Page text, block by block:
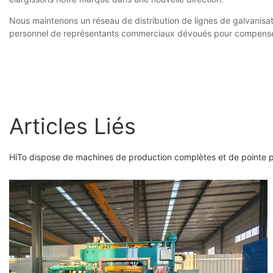
Nous maintenons un réseau de distribution de lignes de
personnel de représentants commerciaux dévoués pour
Articles Liés
HiTo dispose de machines de production complètes et de